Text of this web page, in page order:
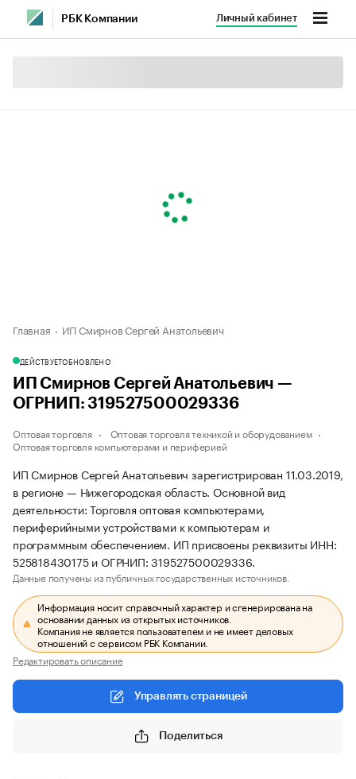
РБК Компании Личный кабинет
Главная ИП Смирнов Сергей Анатольевич
ДЕЙСТВУЕТОБНОВЛЕНО
ИП Смирнов Сергей Анатольевич —
ОГРНИП: 319527500029336
Оптовая торговля
Оптовая торговля техникой и оборудованием
Оптовая торговля компьютерами и периферией
ИП Смирнов Сергей Анатольевич зарегистрирован 11.03.2019,
в регионе — Нижегородская область. Основной вид
деятельности: Торговля оптовая компьютерами,
периферийными устройствами к компьютерам и
программным обеспечением. ИП присвоены реквизиты ИНН:
525818430175 и ОГРНИП: 319527500029336.
Данные получены из публичных государственных источников.
Информация носит справочный характер и сгенерирована на
основании данных из открытых источников.
Компания не является пользователем и не имеет деловых
отношений с сервисом РБК Компании.
Редактировать описание
Управлять страницей
Поделиться